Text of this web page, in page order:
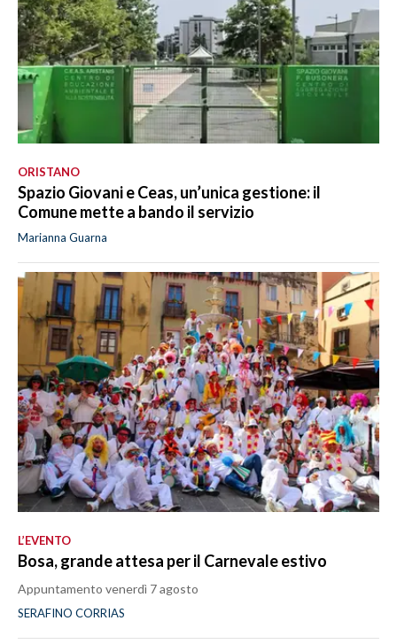
ORISTANO
Spazio Giovani e Ceas, un’unica gestione: il
Comune mette a bando il servizio
Marianna Guarna
L’EVENTO
Bosa, grande attesa per il Carnevale estivo
Appuntamento venerdì 7 agosto
SERAFINO CORRIAS